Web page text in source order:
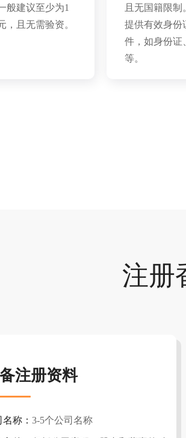
般建议至少为1
，且无需验资。
且无国籍限制
提供有效身份
件，如身份证
等。
注册
注册资料
称： 3-5个公司名称